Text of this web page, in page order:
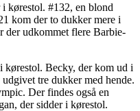
kørestol. #132, en blond
kom der to dukker mere i
der udkommet flere Barbie-
kørestol. Becky, der kom ud i
tre dukker med hende.
Der findes også en
der sidder i kørestol.